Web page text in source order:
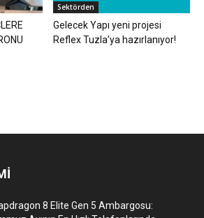
Sektörden
Gelecek Yapı yeni projesi
Reflex Tuzla’ya hazırlanıyor!
8 Elite Gen 5 Ambargosu: